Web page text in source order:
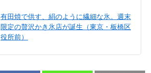
有田焼で供す、絹のように繊細な氷。週末
限定の贅沢かき氷店が誕生（東京・板橋区
役所前）